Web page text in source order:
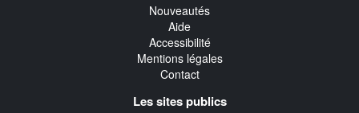
Nouveautés
Aide
Accessibilité
Mentions légales
Contact
Les sites publics